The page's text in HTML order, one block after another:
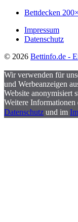
Bettdecken
Impressum
Datenschutz
© 2026 Bettinfo.de -
Wir verwenden für
und Werbeanzeigen
Website anonymisiert
Weitere
Datenschutz und im